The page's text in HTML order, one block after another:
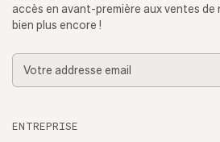
accès en avant-première aux ventes
bien plus encore !
Addresse
email
ENTREPRISE